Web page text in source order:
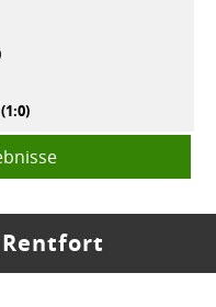
Rentfort